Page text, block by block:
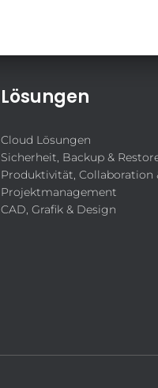
Lösungen
Cloud Lösungen
Sicherheit, Backup &
Produktivität, Collaboration
Projektmanagement
CAD, Grafik & Design